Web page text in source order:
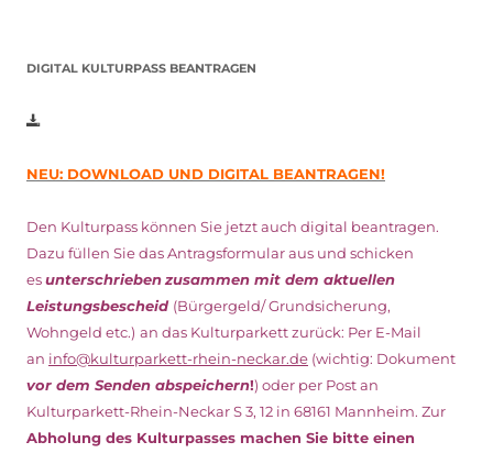
DIGITAL KULTURPASS BEANTRAGEN
NEU: DOWNLOAD UND DIGITAL BEANTRAGEN!
Den Kulturpass können Sie jetzt auch digital beantragen.
Dazu füllen Sie das Antragsformular aus und schicken
esunterschriebenzusammen mit dem aktuellen
Leistungsbescheid (Bürgergeld/ Grundsicherung,
Wohngeld etc.) an das Kulturparkett zurück: Per E-Mail
an info@kulturparkett-rhein-neckar.de (wichtig: Dokument
vor dem Senden abspeichern!) oder per Post an
Kulturparkett-Rhein-Neckar S 3, 12 in 68161 Mannheim. Zur
Abholung des Kulturpasses machen Sie bitte einen